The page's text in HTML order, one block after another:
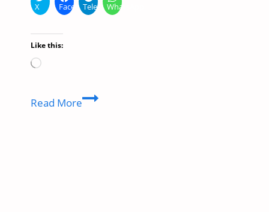
X FacebookTelegramWhatsApp
Like this:
Loading…
Read MoreDon’t